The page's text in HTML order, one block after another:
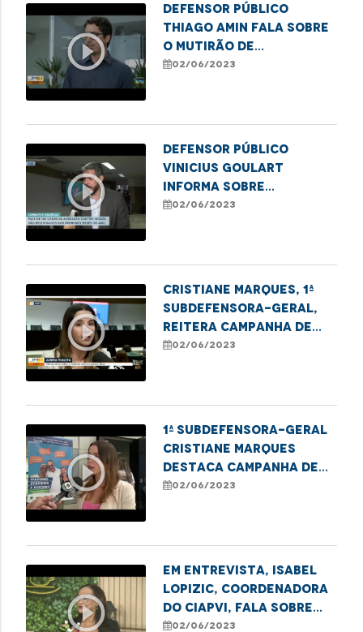
play_circle_outline
Defensor público
Thiago Amin fala sobre
o mutirão de
retificação de nome
02/06/2023
play_circle_outline
Defensor público
Vinicius Goulart
informa sobre
campanha de violência
02/06/2023
play_circle_outline
Cristiane Marques, 1ª
Subdefensora-Geral,
reitera campanha de
combate à violência
02/06/2023
play_circle_outline
1ª Subdefensora-Geral
Cristiane Marques
destaca campanha de
combate à violência
02/06/2023
play_circle_outline
Em entrevista, Isabel
Lopizic, coordenadora
do CIAPVI, fala sobre
idadismo, etarismo e
02/06/2023